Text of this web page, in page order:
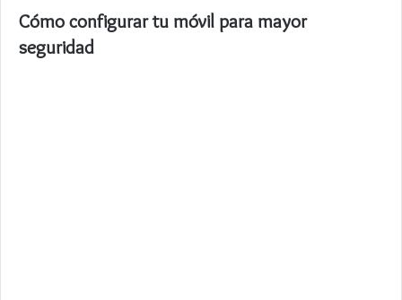
Cómo configurar tu móvil para mayor
seguridad